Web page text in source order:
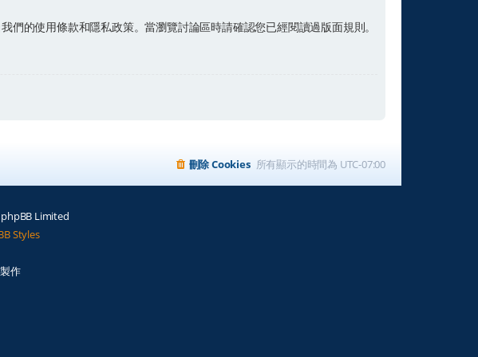
的使用條款和隱私政策。當瀏覽討論區時請確認您已經閱讀過版面規則。
所有顯示的時間為 UTC-07:00
刪除 Cookies
Limited
Styles
作